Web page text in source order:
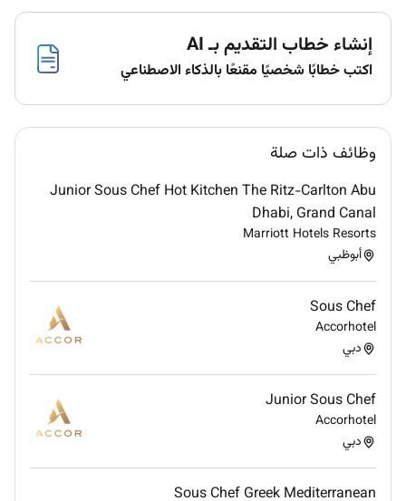
إنشاء خطاب التقديم بـ AI
اكتب خطابًا شخصيًا مقنعًا بالذكاء الاصطناعي
وظائف ذات صلة
Junior Sous Chef Hot Kitchen The Ritz-Carlton Abu
Dhabi, Grand Canal
Marriott Hotels Resorts
أبوظبي
Sous Chef
Accorhotel
دبي
Junior Sous Chef
Accorhotel
دبي
Sous Chef Greek Mediterranean